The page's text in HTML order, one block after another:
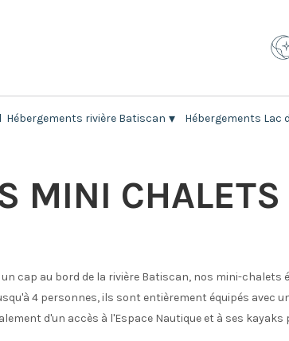
Hébergements rivière Batiscan ▾ Hébergements Lac
MINI
cap au bord de la rivière Batiscan, nos mini-
4 personnes, ils sont entièrement équipés avec
d'un accès à l'Espace Nautique et à ses